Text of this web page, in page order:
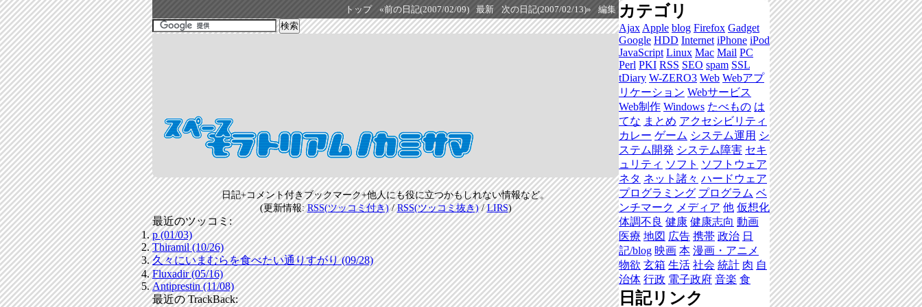
トップ «前の日記(2007/02/09) 最新 次の日記(2007/02/13)» 編集
日記+コメント付きブックマーク+他人にも役に立つかもしれない情報など。
(更新情報:RSS(ツッコミ付き)/RSS(ツッコミ抜き)/LIRS)
最近のツッコミ:
p (01/03)
Thiramil (10/26)
久々にいまむらを食べたい通りすがり (09/28)
Fluxadir (05/16)
Antiprestin (11/08)
最近の TrackBack:
カテゴリ
Ajax Apple blog Firefox Gadget
Google HDD Internet iPhone iPod
JavaScript Linux Mac Mail PC
Perl PKI RSS SEO spam SSL
tDiary W-ZERO3 Web Webアプ
リケーション Webサービス
Web制作 Windows たべもの は
てな まとめ アクセシビリティ
カレー ゲーム システム運用 シ
ステム開発 システム障害 セキ
ュリティ ソフト ソフトウェア
ネタ ネット諸々 ハードウェア
プログラミング プログラム ベ
ンチマーク メディア 他 仮想化
体調不良 健康 健康志向 動画
医療 地図 広告 携帯 政治 日
記/blog 映画 本 漫画・アニメ
物欲 玄箱 生活 社会 統計 肉 自
治体 行政 電子政府 音楽 食
日記リンク